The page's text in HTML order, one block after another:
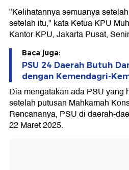
"Kelihatannya semuanya
setelah itu," kata Ketua KPU
Kantor KPU, Jakarta Pusat,
Baca juga:
PSU 24 Daerah Butuh
dengan Kemendagri-
Dia mengatakan ada PSU yang
setelah putusan Mahkamah
Rencananya, PSU di daerah-
22 Maret 2025.